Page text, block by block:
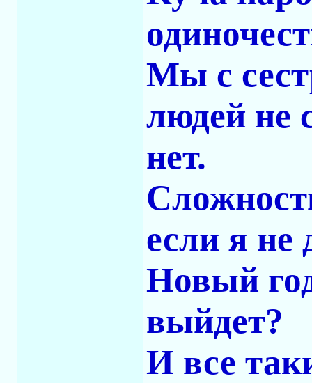
Мы с
людей не
нет.
если я не
Новый
выйдет?
И все